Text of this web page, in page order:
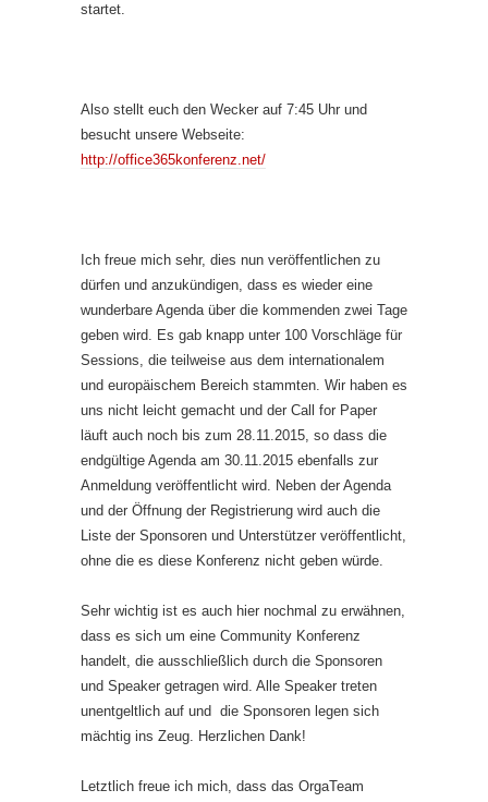
startet.
Also stellt euch den Wecker auf 7:45 Uhr und
besucht unsere Webseite:
http://office365konferenz.net/
Ich freue mich sehr, dies nun veröffentlichen zu
dürfen und anzukündigen, dass es wieder eine
wunderbare Agenda über die kommenden zwei Tage
geben wird. Es gab knapp unter 100 Vorschläge für
Sessions, die teilweise aus dem internationalem
und europäischem Bereich stammten. Wir haben es
uns nicht leicht gemacht und der Call for Paper
läuft auch noch bis zum 28.11.2015, so dass die
endgültige Agenda am 30.11.2015 ebenfalls zur
Anmeldung veröffentlicht wird. Neben der Agenda
und der Öffnung der Registrierung wird auch die
Liste der Sponsoren und Unterstützer veröffentlicht,
ohne die es diese Konferenz nicht geben würde.
Sehr wichtig ist es auch hier nochmal zu erwähnen,
dass es sich um eine Community Konferenz
handelt, die ausschließlich durch die Sponsoren
und Speaker getragen wird. Alle Speaker treten
unentgeltlich auf und die Sponsoren legen sich
mächtig ins Zeug. Herzlichen Dank!
Letztlich freue ich mich, dass das OrgaTeam